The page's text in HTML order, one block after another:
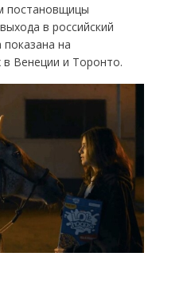
постановщицы
в российский
на
Венеции и Торонто.